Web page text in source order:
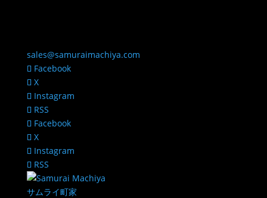
sales@samuraimachiya.com
Facebook
X
Instagram
RSS
Facebook
X
Instagram
RSS
サムライ町家